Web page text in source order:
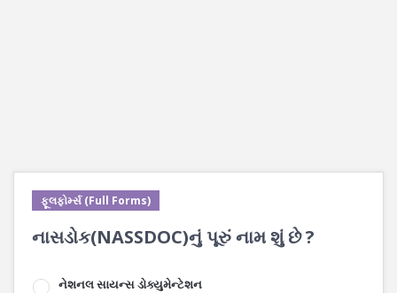
ફૂલફોર્મ્સ (Full Forms)
નાસડોક(NASSDOC)નું પૂરું નામ શું છે ?
નેશનલ સાયન્સ ડોક્યુમેન્ટેશન